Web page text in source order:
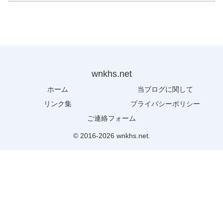
wnkhs.net
ホーム
当ブログに関して
リンク集
プライバシーポリシー
ご連絡フォーム
© 2016-2026 wnkhs.net.